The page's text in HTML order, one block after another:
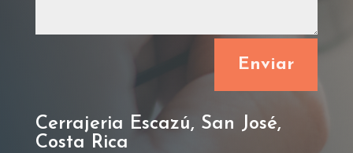
Enviar
Cerrajeria Escazú, San José,
Costa Rica